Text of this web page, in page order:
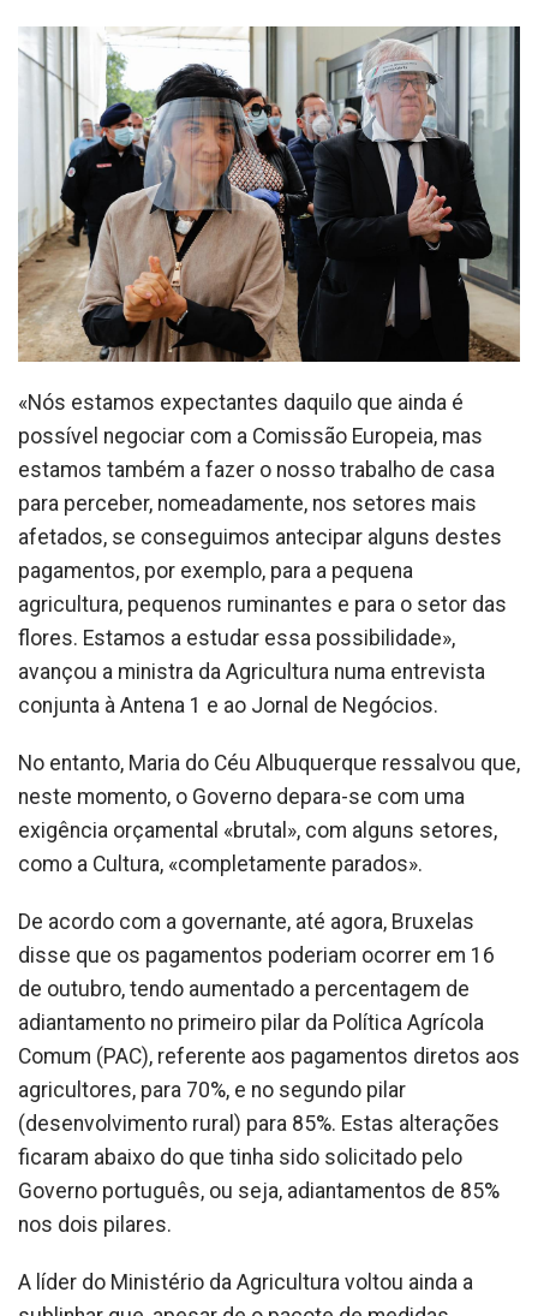
«Nós estamos expectantes daquilo que ainda é
possível negociar com a Comissão Europeia, mas
estamos também a fazer o nosso trabalho de casa
para perceber, nomeadamente, nos setores mais
afetados, se conseguimos antecipar alguns destes
pagamentos, por exemplo, para a pequena
agricultura, pequenos ruminantes e para o setor das
flores. Estamos a estudar essa possibilidade»,
avançou a ministra da Agricultura numa entrevista
conjunta à Antena 1 e ao Jornal de Negócios.
No entanto, Maria do Céu Albuquerque ressalvou que,
neste momento, o Governo depara-se com uma
exigência orçamental «brutal», com alguns setores,
como a Cultura, «completamente parados».
De acordo com a governante, até agora, Bruxelas
disse que os pagamentos poderiam ocorrer em 16
de outubro, tendo aumentado a percentagem de
adiantamento no primeiro pilar da Política Agrícola
Comum (PAC), referente aos pagamentos diretos aos
agricultores, para 70%, e no segundo pilar
(desenvolvimento rural) para 85%. Estas alterações
ficaram abaixo do que tinha sido solicitado pelo
Governo português, ou seja, adiantamentos de 85%
nos dois pilares.
A líder do Ministério da Agricultura voltou ainda a